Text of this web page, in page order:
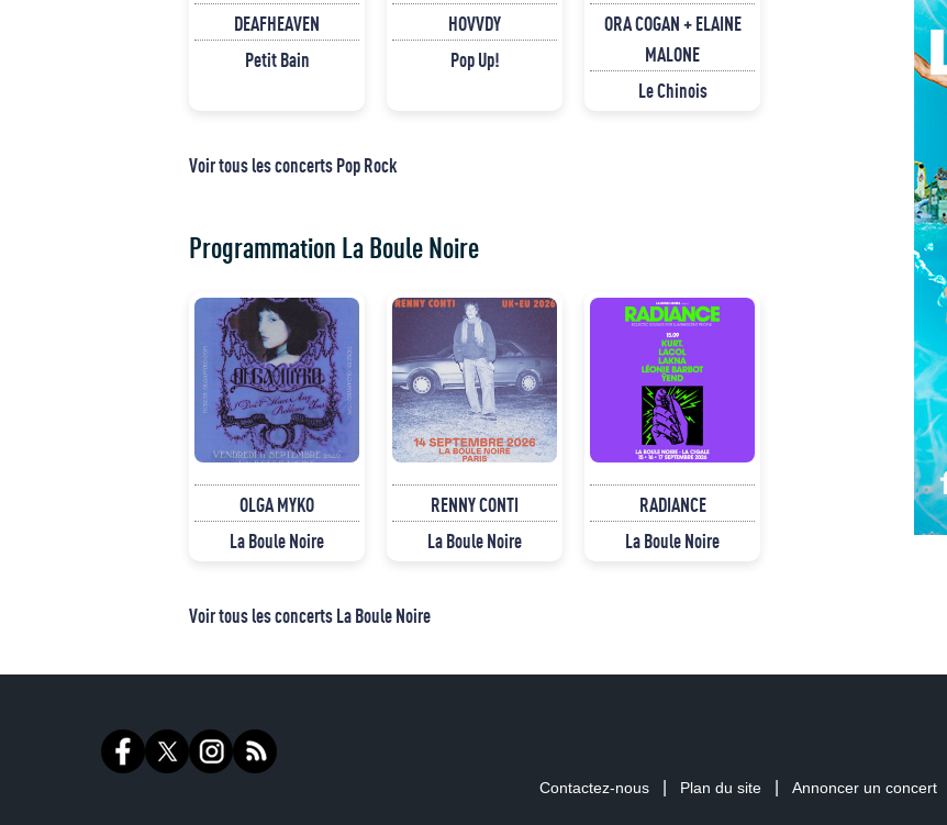
DEAFHEAVEN
Petit Bain
HOVVDY
Pop Up!
ORA COGAN + ELAINE
MALONE
Le Chinois
Voir tous les concerts Pop Rock
Programmation La Boule Noire
OLGA MYKO
La Boule Noire
RENNY CONTI
La Boule Noire
RADIANCE
La Boule Noire
Voir tous les concerts La Boule Noire
Contactez-nous Plan du site Annoncer un concert